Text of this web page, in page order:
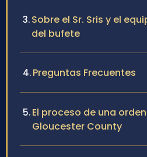
Sobre el Sr. Sris y el
del bufete
Preguntas Frecuentes
El proceso de una
Gloucester County